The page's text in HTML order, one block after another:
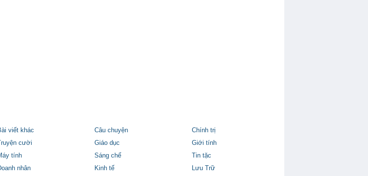
viết khác Câu chuyện
Chính trị
Truyện cười Giáo dục
Giới tính
tính Sáng chế
Tin tặc
nhân Kinh tế Lưu Trữ